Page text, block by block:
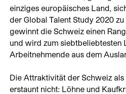
einziges europäisches Land,
der Global Talent Study 2020
gewinnt die Schweiz einen
und wird zum siebtbeliebtesten
Arbeitnehmende aus dem
Die Attraktivität der Schweiz
erstaunt nicht: Löhne und